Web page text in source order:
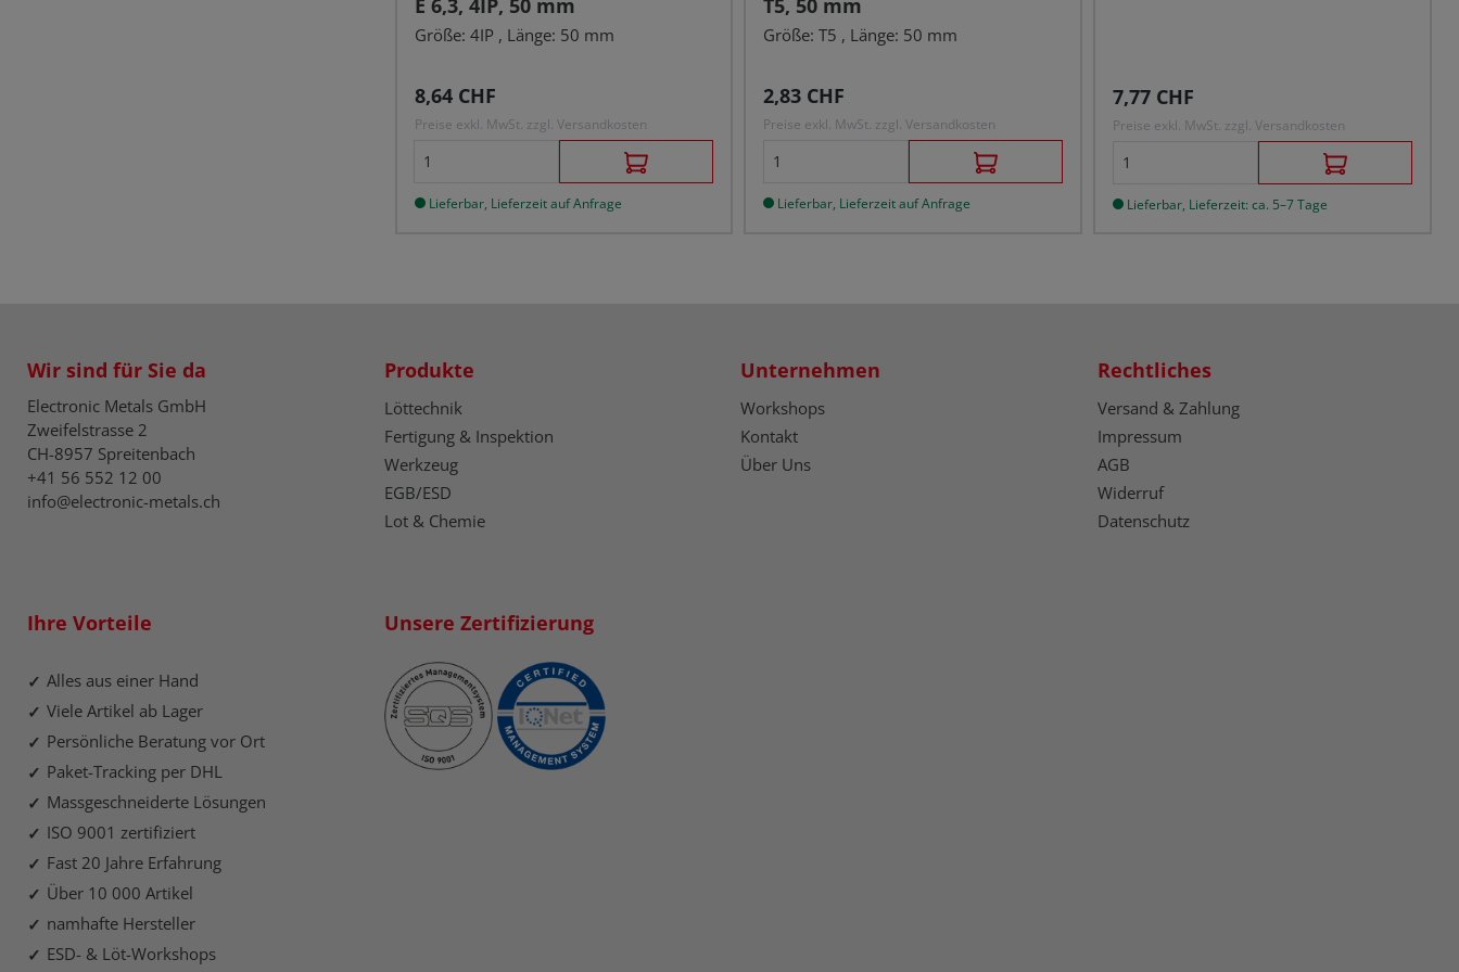
E 6,3, 4IP, 50 mm
Größe: 4IP , Länge: 50 mm
Regulärer Preis:
8,64 CHF
Preise exkl. MwSt. zzgl. Versandkosten
Lieferbar, Lieferzeit auf Anfrage
T5, 50 mm
Größe: T5 , Länge: 50 mm
Regulärer Preis:
2,83 CHF
Preise exkl. MwSt. zzgl. Versandkosten
Lieferbar, Lieferzeit auf Anfrage
Regulärer Preis:
7,77 CHF
Preise exkl. MwSt. zzgl. Versandkosten
Lieferbar, Lieferzeit: ca. 5–7 Tage
Wir sind für Sie da
Electronic Metals GmbH
Zweifelstrasse 2
CH-8957 Spreitenbach
+41 56 552 12 00
info@electronic-metals.ch
Produkte
Löttechnik
Fertigung & Inspektion
Werkzeug
EGB/ESD
Lot & Chemie
Unternehmen
Workshops
Kontakt
Über Uns
Rechtliches
Versand & Zahlung
Impressum
AGB
Widerruf
Datenschutz
Ihre Vorteile
Alles aus einer Hand
Viele Artikel ab Lager
Persönliche Beratung vor Ort
Paket-Tracking per DHL
Massgeschneiderte Lösungen
ISO 9001 zertifiziert
Fast 20 Jahre Erfahrung
Über 10 000 Artikel
namhafte Hersteller
ESD- & Löt-Workshops
Unsere Zertifizierung